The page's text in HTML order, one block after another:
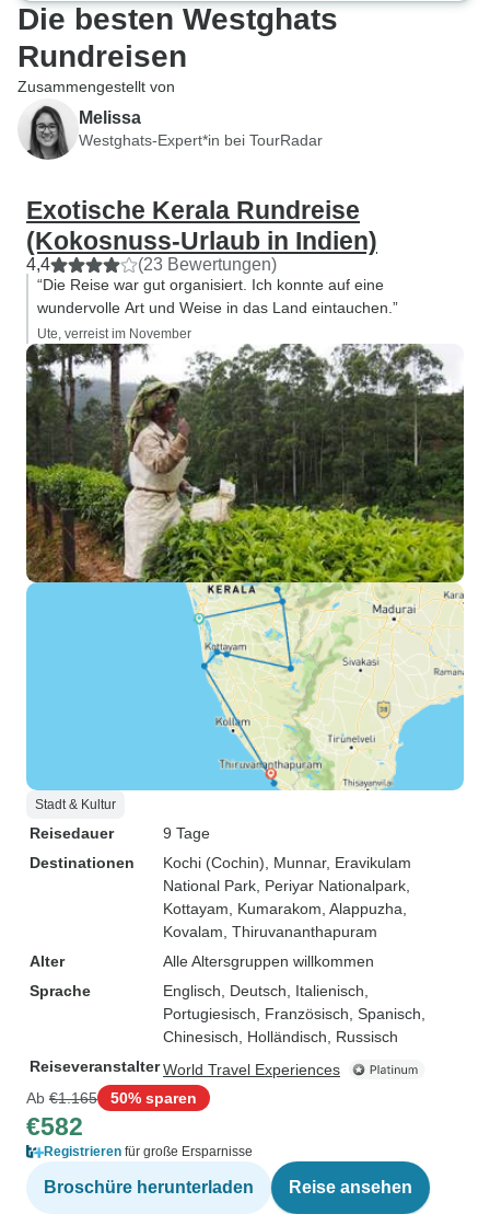
Die besten Westghats
Rundreisen
Zusammengestellt von
Melissa
Westghats-Expert*in bei TourRadar
Exotische Kerala Rundreise
(Kokosnuss-Urlaub in Indien)
4,4 (23 Bewertungen)
“Die Reise war gut organisiert. Ich konnte auf eine
wundervolle Art und Weise in das Land eintauchen.”
Ute, verreist im November
Stadt & Kultur
Reisedauer
9 Tage
Destinationen
Kochi (Cochin) , Munnar, Eravikulam
National Park , Periyar Nationalpark
Kottayam , Kumarakom , Alappuzha
Kovalam , Thiruvananthapuram
Alter
Alle Altersgruppen willkommen
Sprache
Englisch, Deutsch, Italienisch,
Portugiesisch, Französisch, Spanisch,
Chinesisch, Holländisch, Russisch
ReiseveranstalterWorld Travel Experiences
Ab €1.165 50% sparen
€582
Registrieren für große Ersparnisse
Broschüre herunterladen Reise ansehen